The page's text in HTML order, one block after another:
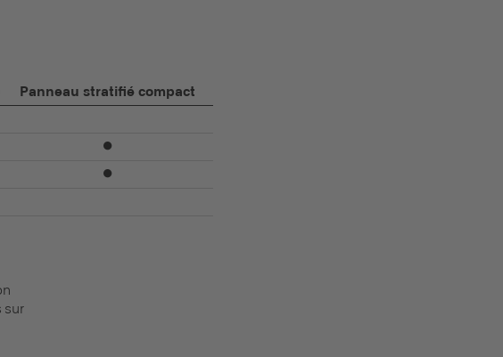
Panneau stratifié compact
⏺
⏺
sur